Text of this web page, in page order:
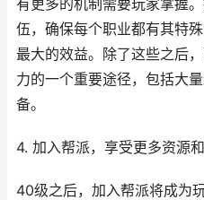
有更多的机制需要玩家掌握
伍，确保每个职业都有其特
最大的效益。除了这些之后
力的一个重要途径，包括大
备。
4. 加入帮派，享受更多资源
40级之后，加入帮派将成为